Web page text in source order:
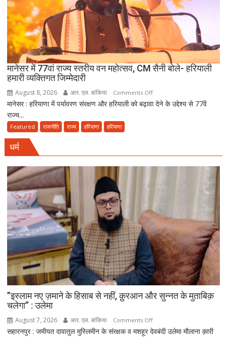
लिए
हरकी
रवाना
हुई
दूसरी
यात्रा
मानेसर में 77वां राज्य स्तरीय वन महोत्सव, CM सैनी बोले- हरियाली
हमारी व्यक्तिगत जिम्मेदारी
August 8, 2026 आर. एल. बांकिया Comments Offon
मानेसर
महोत्सव,
बोले-
हरियाली
हमारी
व्यक्तिगत
जिम्मेदारी
मानेसर : हरियाणा में पर्यावरण संरक्षण और हरियाली को बढ़ावा देने के उद्देश्य से 77वें
राज्य...
Featured राजनीति राज्य हरियाणा हरियाणा
धर्म
”इस्लाम नए ज़माने के हिसाब से नहीं, क़ुरआन और सुन्नत के मुताबिक़
चलेगा” : उलेमा
August 7, 2026 आर. एल. बांकिया Comments Offon
”इस्लाम
सहारनपुर : जमीयत दावातुल मुस्लिमीन के संरक्षक व मशहूर देवबंदी उलेमा मौलाना क़ारी